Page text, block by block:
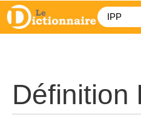
Définition